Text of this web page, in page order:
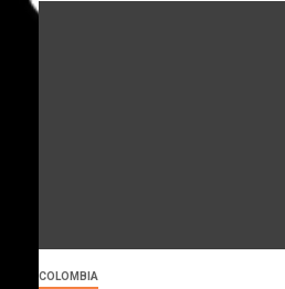
COLOMBIA